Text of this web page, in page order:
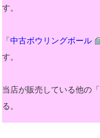
す。
「中古ボウリングボール
す。
当店が販売している他の「
る。